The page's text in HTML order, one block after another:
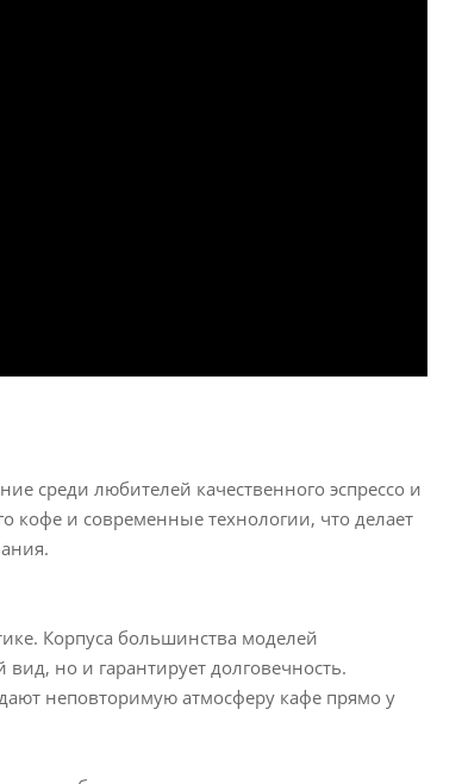
среди любителей качественного эспрессо и
кофе и современные технологии, что делает
Корпуса большинства моделей
но и гарантирует долговечность.
неповторимую атмосферу кафе прямо у